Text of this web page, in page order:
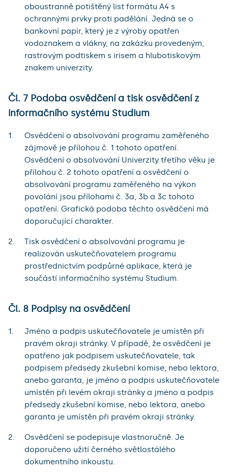
oboustranně potištěný list formátu A4 s
ochrannými prvky proti padělání. Jedná se o
bankovní papír, který je z výroby opatřen
vodoznakem a vlákny, na zakázku provedeným,
rastrovým podtiskem s irisem a hlubotiskovým
znakem univerzity.
Čl. 7 Podoba osvědčení a tisk osvědčení z
informačního systému Studium
Osvědčení o absolvování programu zaměřeného
zájmově je přílohou č. 1 tohoto opatření.
Osvědčení o absolvování Univerzity třetího věku je
přílohou č. 2 tohoto opatření a osvědčení o
absolvování programu zaměřeného na výkon
povolání jsou přílohami č. 3a, 3b a 3c tohoto
opatření. Grafická podoba těchto osvědčení má
doporučující charakter.
Tisk osvědčení o absolvování programu je
realizován uskutečňovatelem programu
prostřednictvím podpůrné aplikace, která je
součástí informačního systému Studium.
Čl. 8 Podpisy na osvědčení
Jméno a podpis uskutečňovatele je umístěn při
pravém okraji stránky. V případě, že osvědčení je
opatřeno jak podpisem uskutečňovatele, tak
podpisem předsedy zkušební komise, nebo lektora,
anebo garanta, je jméno a podpis uskutečňovatele
umístěn při levém okraji stránky a jméno a podpis
předsedy zkušební komise, nebo lektora, anebo
garanta je umístěn při pravém okraji stránky.
Osvědčení se podepisuje vlastnoručně. Je
doporučeno užití černého světlostálého
dokumentního inkoustu.